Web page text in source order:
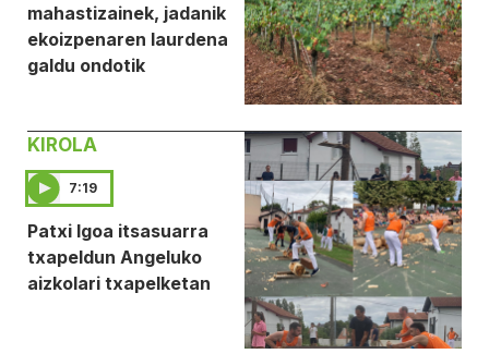
mahastizainek, jadanik
ekoizpenaren laurdena
galdu ondotik
KIROLA
7:19
Patxi Igoa itsasuarra
txapeldun Angeluko
aizkolari txapelketan